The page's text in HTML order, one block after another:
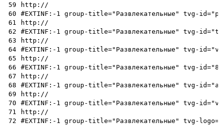
59
http://
60
#EXTINF:-1 group-title="Развлекательные" tvg-
61
http://
62
#EXTINF:-1 group-title="Развлекательные" tvg-
63
http://
64 #EXTINF:-1 group-title="Развлекательные" tvg-
65
http://
66
#EXTINF:-1 group-title="Развлекательные" tvg-
67
http://
68
#EXTINF:-1 group-title="Развлекательные" tvg-
69
http://
70
#EXTINF:-1 group-title="Развлекательные" tvg-
71
http://
72
#EXTINF:-1 group-title="Развлекательные" tvg-